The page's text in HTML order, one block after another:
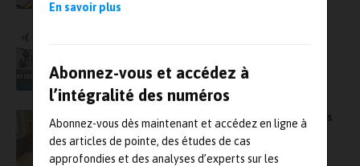
En savoir plus
Abonnez-vous et accédez à
l’intégralité des numéros
Abonnez-vous dès maintenant et accédez en ligne à
des articles de pointe, des études de cas
approfondies et des analyses d’experts sur les
Le spécialiste des applications aérospatiales
Smac fait l’acquisition de deux nouveaux
vibrateurs